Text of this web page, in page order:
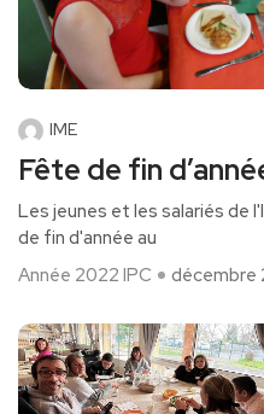
IME
Fête de fin
Les jeunes et les salariés de
de fin d'année au
Année 2022 IPC décembre